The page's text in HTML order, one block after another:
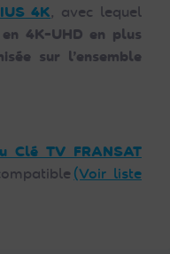
4K, avec lequel
4K-UHD en plus
sur l’ensemble
Clé TV FRANSAT
(Voir liste